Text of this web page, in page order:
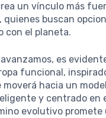
un vínculo más
quienes buscan
con el planeta.
es
funcional,
hacia un
y centrado en
evolutivo